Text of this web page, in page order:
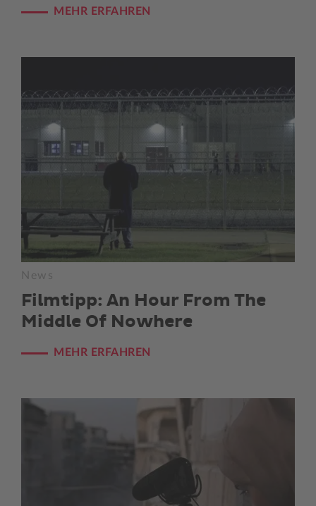
MEHR ERFAHREN
News
Filmtipp: An Hour From The
Middle Of Nowhere
MEHR ERFAHREN